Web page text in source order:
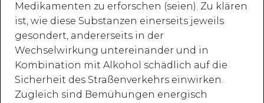
Medikamenten zu erforschen (seien). Zu klären
ist, wie diese Substanzen einerseits jeweils
gesondert, andererseits in der
Wechselwirkung untereinander und in
Kombination mit Alkohol schädlich auf die
Sicherheit des Straßenverkehrs einwirken.
Zugleich sind Bemühungen energisch